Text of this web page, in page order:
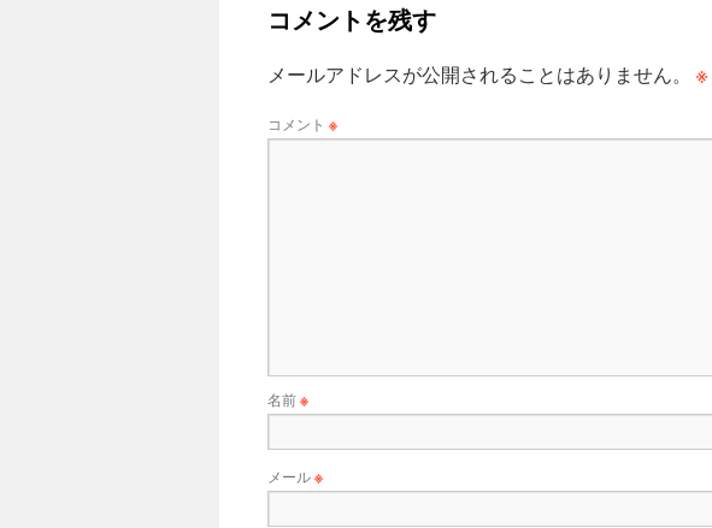
コメントを残す
メールアドレスが公開されることはありません。 ※
コメント ※
名前※
メール※